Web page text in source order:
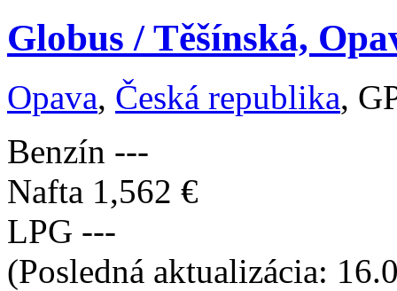
Globus / Těšínská,
Opava, Česká republika,
Benzín ---
Nafta 1,562 €
LPG ---
(Posledná aktualizácia: